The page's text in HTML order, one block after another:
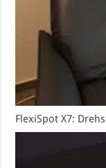
FlexiSpot X7: